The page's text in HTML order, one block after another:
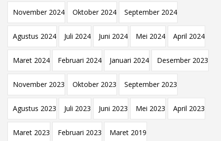
November 2024 Oktober 2024 September 2024
Agustus 2024 Juli 2024 Juni 2024 Mei 2024 April 2024
Maret 2024 Februari 2024 Januari 2024 Desember 2023
November 2023 Oktober 2023 September 2023
Agustus 2023 Juli 2023 Juni 2023 Mei 2023 April 2023
Maret 2023 Februari 2023 Maret 2019